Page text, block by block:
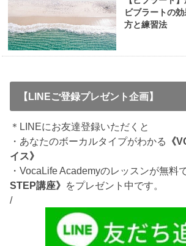
ビブラートの
方と練習法
【LINEご登録プレゼント企画】
＊LINEにお友達登録いただくと
・あなたのボーカルタイプがわかる
《
イス》
・VocaLife Academyのレッスンが無料
STEP講座》 をプレゼント中です。
/